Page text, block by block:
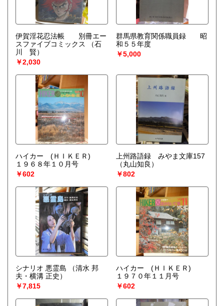
伊賀淫花忍法帳 別冊エー
スファイブコミックス
（石
川 賢）
￥2,030
群馬県教育関係職員録 昭
和５５年度
￥5,000
ハイカー (ＨＩＫＥＲ)
１９６８年１０月号
￥602
上州路語録 みやま文庫157
（丸山知良）
￥802
シナリオ 悪霊島
（清水 邦
夫・横溝 正史）
￥7,815
ハイカー (ＨＩＫＥＲ)
１９７０年１１月号
￥602